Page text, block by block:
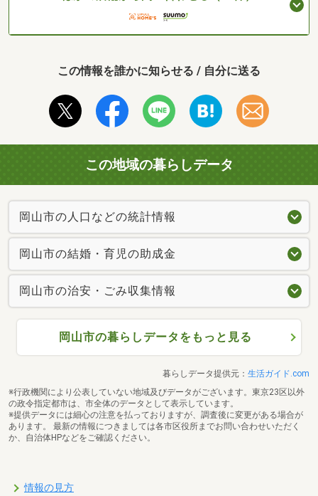
この情報を誰かに知らせる / 自分に送る
この地域の暮らしデータ
岡山市の人口などの統計情報
岡山市の結婚・育児の助成金
岡山市の治安・ごみ収集情報
岡山市の暮らしデータをもっと見る
暮らしデータ提供元： 生活ガイド.com
※行政機関により公表していない地域及びデータがございます。東京23区以外
の政令指定都市は、市全体のデータとして表示しています。
※提供データには細心の注意を払っておりますが、調査後に変更がある場合が
あります。 最新の情報につきましては各市区役所までお問い合わせいただく
か、自治体HPなどをご確認ください。
情報の見方